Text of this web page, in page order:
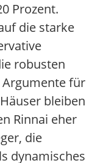
Prozent.
die starke
robusten
Argumente für
bleiben
Rinnai eher
die
dynamisches